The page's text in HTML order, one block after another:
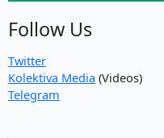
Follow Us
Twitter
Kolektiva Media (Videos)
Telegram